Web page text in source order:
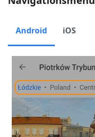
Android iOS